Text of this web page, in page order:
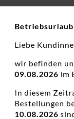
Betriebsurlaub
Liebe
wir befinden
09.08.2026 im
In diesem
Bestellungen
10.08.2026